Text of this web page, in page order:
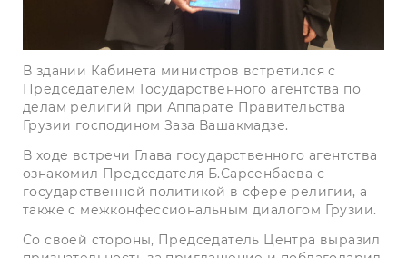
В здании Кабинета министров встретился с
Председателем Государственного агентства по
делам религий при Аппарате Правительства
Грузии господином Заза Вашакмадзе.
В ходе встречи Глава государственного агентства
ознакомил Председателя Б.Сарсенбаева с
государственной политикой в сфере религии, а
также с межконфессиональным диалогом Грузии.
Со своей стороны, Председатель Центра выразил